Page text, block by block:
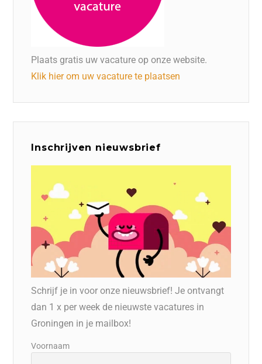
Plaats gratis uw vacature op onze website.
Klik hier om uw vacature te plaatsen
Inschrijven nieuwsbrief
Schrijf je in voor onze nieuwsbrief! Je ontvangt
dan 1 x per week de nieuwste vacatures in
Groningen in je mailbox!
Voornaam